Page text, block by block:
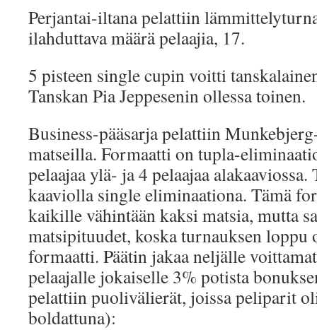
Perjantai-iltana pelattiin
ilahduttava määrä pelaajia, 17.
5 pisteen single cupin voitti
Tanskan Pia Jeppesenin ollessa toinen.
Business-pääsarja pelattiin
matseilla. Formaatti on tupla-
pelaajaa ylä- ja 4 pelaajaa alakaaviossa.
kaaviolla single eliminaationa. Tämä
kaikille vähintään kaksi matsia, mutta
matsipituudet, koska turnauksen loppu
formaatti. Päätin jakaa neljälle
pelaajalle jokaiselle 3% potista
pelattiin puolivälierät, joissa peliparit
boldattuna):